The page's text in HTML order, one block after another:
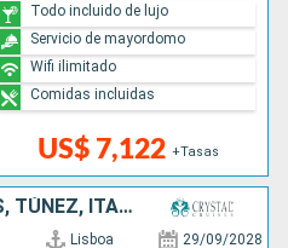
US$ 7,122 +Tasas
Todo incluido de lujo
Servicio de mayordomo
Wifi ilimitado
Comidas incluidas
PORTUGAL, MARRUECOS, TÚNEZ, ITALIA, FRANCIA, ESPAÑA
Lisboa 29/09/2028